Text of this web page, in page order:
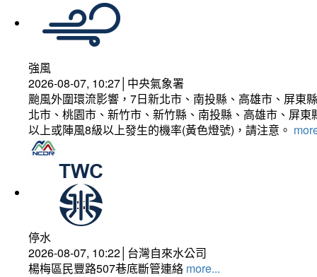
強風
2026-08-07, 10:27│中央氣象署
颱風外圍環流影響，7日新北市、南投縣、高雄市、屏東
北市、桃園市、新竹市、新竹縣、南投縣、高雄市、屏
以上或陣風8級以上發生的機率(黃色燈號)，請注意。
停水
2026-08-07, 10:22│台灣自來水公司
楊梅區民豐路507巷底斷管連絡 more...